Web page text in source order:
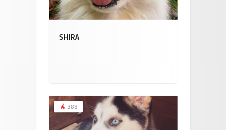
SHIRA
388